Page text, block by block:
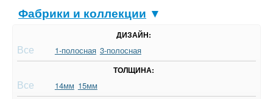
Фабрики и коллекции ▼
ДИЗАЙН:
Все 1-полосная 3-полосная
ТОЛЩИНА:
Все 14мм 15мм